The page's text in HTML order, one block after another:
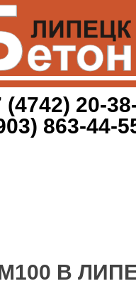
(4742) 20-
863-44-
В